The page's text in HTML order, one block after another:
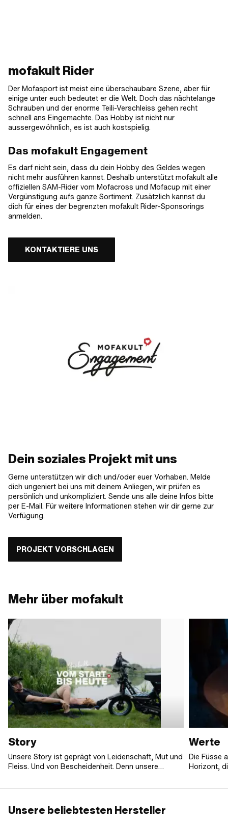
mofakult Rider
Der Mofasport ist meist eine überschaubare Szene, aber für
einige unter euch bedeutet er die Welt. Doch das nächtelange
Schrauben und der enorme Teili-Verschleiss gehen recht
schnell ans Eingemachte. Das Hobby ist nicht nur
aussergewöhnlich, es ist auch kostspielig.
Das mofakult Engagement
Es darf nicht sein, dass du dein Hobby des Geldes wegen
nicht mehr ausführen kannst. Deshalb unterstützt mofakult alle
offiziellen SAM-Rider vom Mofacross und Mofacup mit einer
Vergünstigung aufs ganze Sortiment. Zusätzlich kannst du
dich für eines der begrenzten mofakult Rider-Sponsorings
anmelden.
KONTAKTIERE UNS
Dein soziales Projekt mit uns
Gerne unterstützen wir dich und/oder euer Vorhaben. Melde
dich ungeniert bei uns mit deinem Anliegen, wir prüfen es
persönlich und unkompliziert. Sende uns alle deine Infos bitte
per E-Mail. Für weitere Informationen stehen wir dir gerne zur
Verfügung.
PROJEKT VORSCHLAGEN
Mehr über mofakult
Story
Unsere Story ist geprägt von Leidenschaft, Mut und
Fleiss. Und von Bescheidenheit. Denn unsere
elterlichen Garage, in welcher Marc Zürcher Abend
Schnäppern seiner ersten Kunden herumbastelte.
Werte
Die Füsse
Horizont,
gross und
Unsere beliebtesten Hersteller